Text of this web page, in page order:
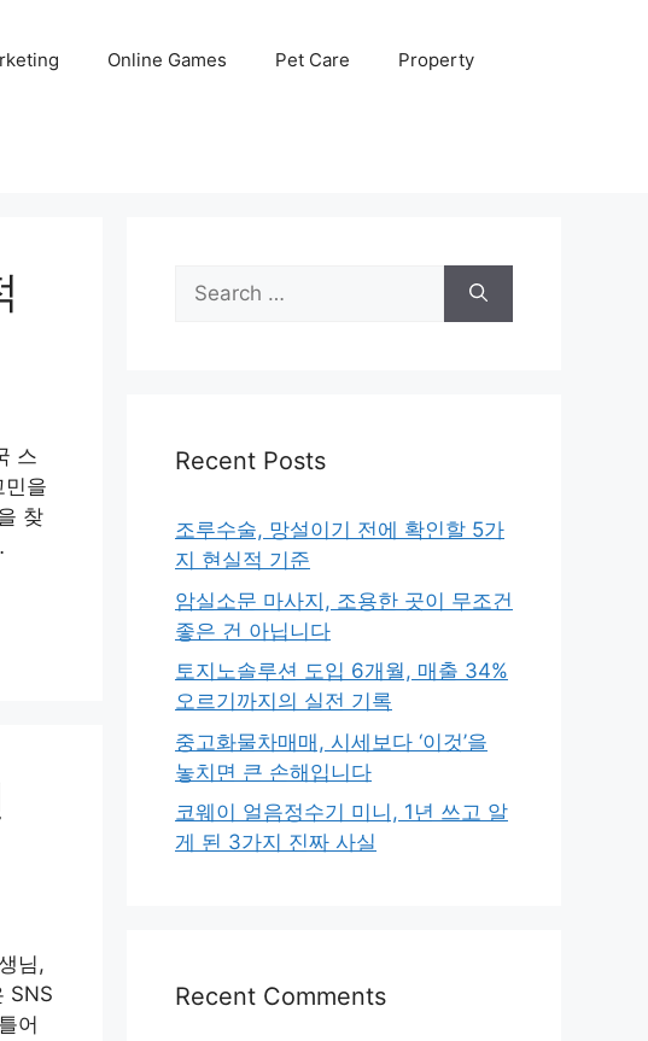
Online Games Pet Care Property
스
민을
찾
님,
SNS
어
Search
for:
Recent Posts
조루수술, 망설이기 전에 확인할 5가
지 현실적 기준
암실소문 마사지, 조용한 곳이 무조건
좋은 건 아닙니다
토지노솔루션 도입 6개월, 매출 34%
오르기까지의 실전 기록
중고화물차매매, 시세보다 ‘이것’을
놓치면 큰 손해입니다
코웨이 얼음정수기 미니, 1년 쓰고 알
게 된 3가지 진짜 사실
Recent Comments